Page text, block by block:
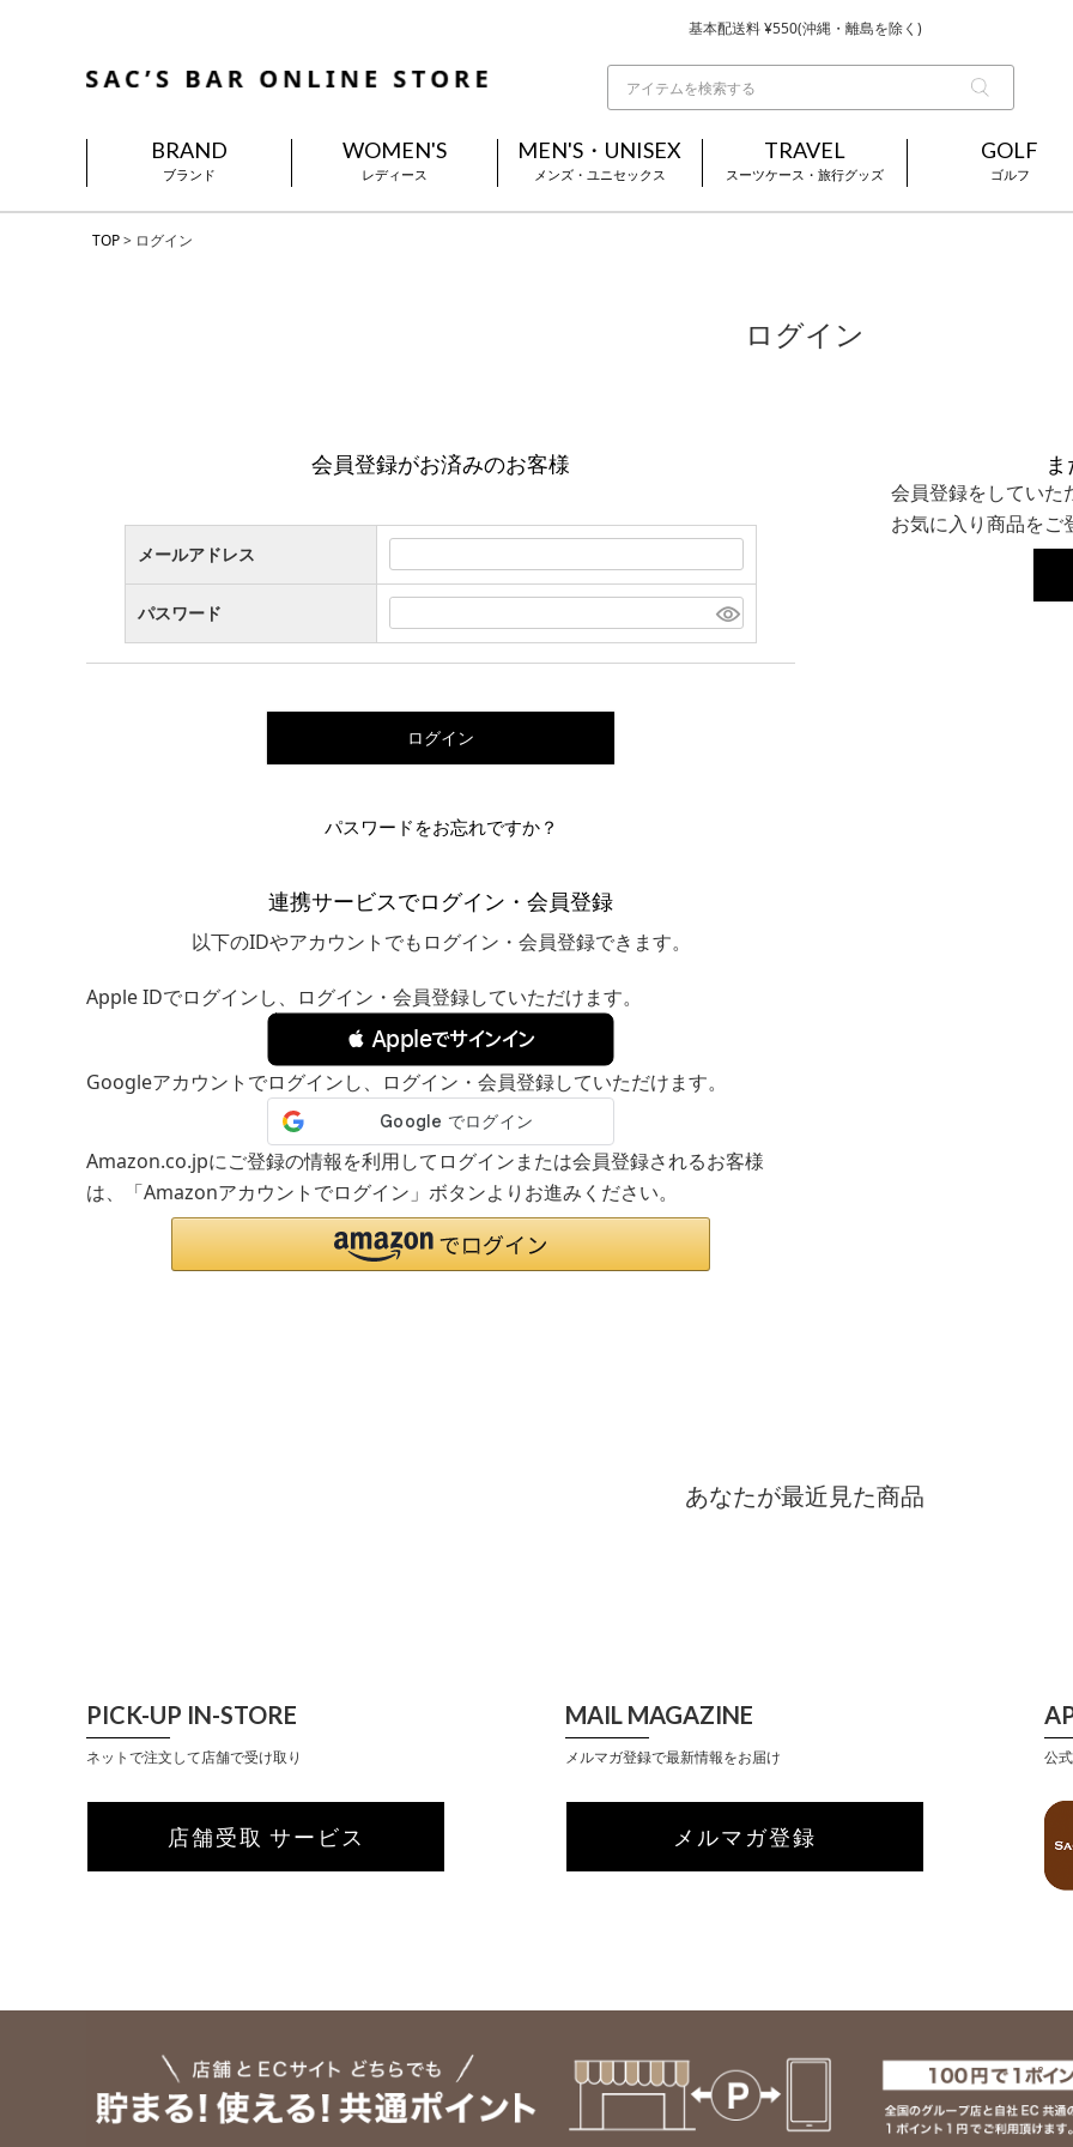
基本配送料 ¥550(沖縄・離島を除く)
BRAND
ブランド
WOMEN'S
レディース
MEN'S・UNISEX
メンズ・ユニセックス
TRAVEL
スーツケース・旅行グッズ
GOLF
ゴルフ
TOP ログイン
ログイン
会員登録がお済みのお客様
メールアドレス
パスワード
ログイン
パスワードをお忘れですか？
連携サービスでログイン・会員登録
以下のIDやアカウントでもログイン・会員登録できます。
Apple IDでログインし、ログイン・会員登録していただけます。
 Appleでサインイン
Googleアカウントでログインし、ログイン・会員登録していただけます。
Amazon.co.jpにご登録の情報を利用してログインまたは会員登録されるお客様
は、「Amazonアカウントでログイン」ボタンよりお進みください。
会員登録をしていた
お気に入り商品をご
あなたが最近見た商品
PICK-UP IN-STORE
ネットで注文して店舗で受け取り
店舗受取 サービス
MAIL MAGAZINE
メルマガ登録で最新情報をお届け
メルマガ登録
公